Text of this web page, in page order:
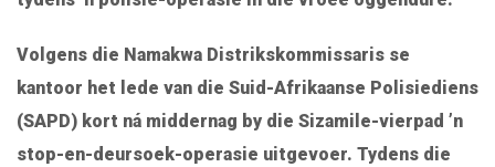
Volgens die Namakwa Distrikskommissaris se
kantoor het lede van die Suid-Afrikaanse Polisiediens
(SAPD) kort ná middernag by die Sizamile-vierpad ’n
stop-en-deursoek-operasie uitgevoer. Tydens die